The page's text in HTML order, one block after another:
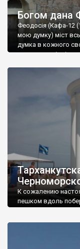
Богом дана
Феодосія (Кафа-12
мою думку) міст
думка в кожного
запрошую
К сожалению
пешком вдоль